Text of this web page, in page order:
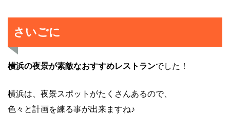
さいごに
横浜の夜景が素敵なおすすめレストランでした！
横浜は、夜景スポットがたくさんあるので、
色々と計画を練る事が出来ますね♪